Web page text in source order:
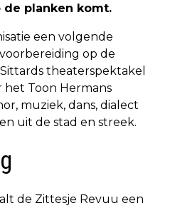
de planken komt.
een volgende
op de
theaterspektakel
het Toon Hermans
muziek, dans, dialect
uit de stad en streek.
de Zittesje Revuu een